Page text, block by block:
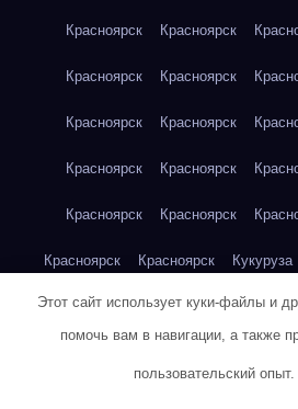
Красноярск Красноярск
Красноярск Красноярск
Красноярск Красноярск
Красноярск Красноярск
Красноярск Красноярск
Красноярск Красноярск Кукуруза
Кукуруза Кукуруза Кукуруза
Этот сайт использует куки-файлы и
помочь вам в навигации, а также
пользовательский опыт.